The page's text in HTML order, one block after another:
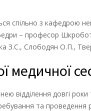
спільно з кафедрою
– професор
З.С., Слободян О.П.,
медичної
відділення довгі роки
та